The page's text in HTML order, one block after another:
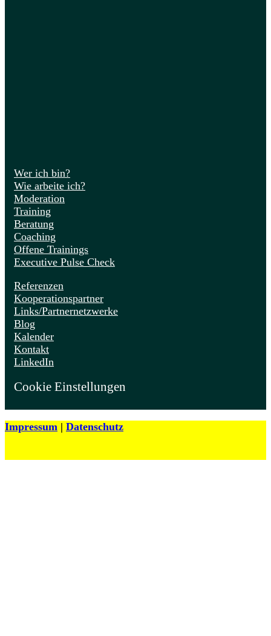
Wer ich bin?
Wie arbeite ich?
Moderation
Training
Beratung
Coaching
Offene Trainings
Executive Pulse Check
Referenzen
Kooperationspartner
Links/Partnernetzwerke
Blog
Kalender
Kontakt
LinkedIn
Cookie Einstellungen
Impressum | Datenschutz